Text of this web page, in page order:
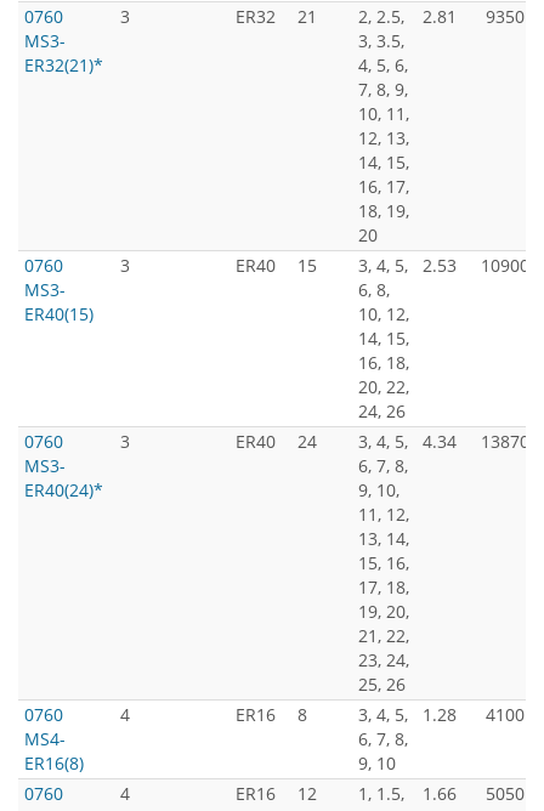
0760
MS3-
ER32(21)*
3 ER32 21
2, 2.5,
3, 3.5,
4, 5, 6,
7, 8, 9,
10, 11,
12, 13,
14, 15,
16, 17,
18, 19,
20
2.81 9350
0760
MS3-
ER40(15)
3 ER40 15
3, 4, 5,
6, 8,
10, 12,
14, 15,
16, 18,
20, 22,
24, 26
2.53 10900
0760
MS3-
ER40(24)*
3 ER40 24
3, 4, 5,
6, 7, 8,
9, 10,
11, 12,
13, 14,
15, 16,
17, 18,
19, 20,
21, 22,
23, 24,
25, 26
4.34 13870
0760
MS4-
ER16(8)
4 ER16 8
3, 4, 5,
6, 7, 8,
9, 10
1.28 4100
0760
4 ER16 12
1, 1.5,
1.66 5050